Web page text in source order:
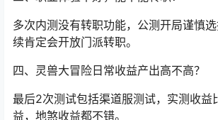
治疗类辅助职业：地府 群奶 复活 免疫
疗图腾。